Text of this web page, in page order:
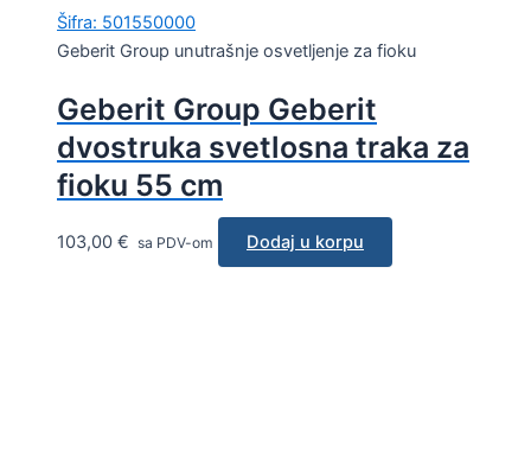
Šifra: 501550000
Geberit Group unutrašnje osvetljenje za fioku
Geberit Group Geberit
dvostruka svetlosna traka za
fioku 55 cm
103,00 € sa PDV-om Dodaj u korpu